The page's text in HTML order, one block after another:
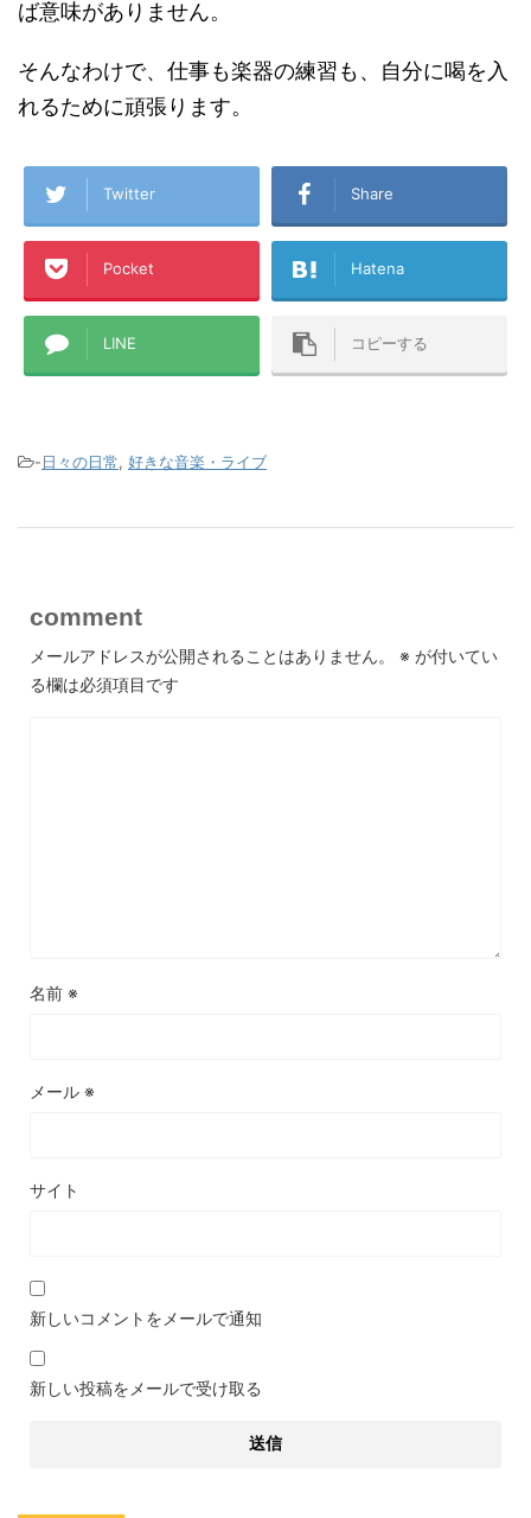
ば意味がありません。
そんなわけで、仕事も楽器の練習も、自分に喝を入
れるために頑張ります。
Twitter Share
Pocket Hatena
LINE コピーする
-日々の日常, 好きな音楽・ライブ
comment
メールアドレスが公開されることはありません。 ※ が付いてい
る欄は必須項目です
名前 ※
メール ※
サイト
新しいコメントをメールで通知
新しい投稿をメールで受け取る